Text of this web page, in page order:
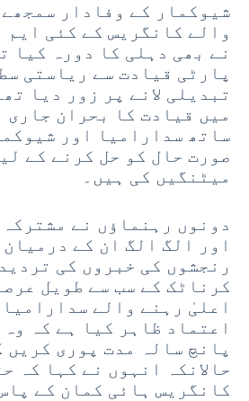
شیوکمار کے وفادار
والے کانگریس کے کئی ایم
نے بھی دہلی کا دورہ کیا
پارٹی قیادت سے ریاستی
تبدیلی لانے پر زور دیا
میں قیادت کا بحران جاری
ساتھ سدارامیا اور
صورت حال کو حل کرنے کے
میٹنگیں کی ہیں۔
دونوں رہنماؤں نے مشترکہ
اور الگ الگ ان کے
رنجشوں کی خبروں کی
کرناٹک کے سب سے طویل
اعلیٰ رہنے والے
اعتماد ظاہر کیا ہے کہ
پانچ سالہ مدت پوری کریں
حالانکہ انہوں نے کہا کہ
کانگریس ہائی کمان کے